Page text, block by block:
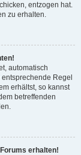
entzogen hat.
zu erhalten.
automatisch
Regel
erhältst, so kannst
betreffenden
erhalten!